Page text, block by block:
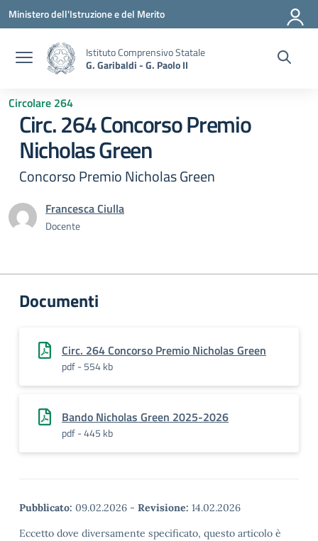
Vai ai contenuti
Vai al menu di navigazione
Vai al footer
Ministero dell'Istruzione e del Merito
Istituto Comprensivo Statale
G. Garibaldi - G. Paolo II
Circolare 264
Circ. 264 Concorso Premio
Nicholas Green
Concorso Premio Nicholas Green
Francesca Ciulla
Docente
Documenti
Circ. 264 Concorso Premio Nicholas Green
pdf - 554 kb
Bando Nicholas Green 2025-2026
pdf - 445 kb
Pubblicato: 09.02.2026 - Revisione: 14.02.2026
Eccetto dove diversamente specificato, questo articolo è